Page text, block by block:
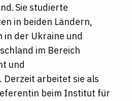
Sie studierte
in beiden Ländern,
der Ukraine und
im Bereich
und
Derzeit arbeitet sie als
beim Institut für